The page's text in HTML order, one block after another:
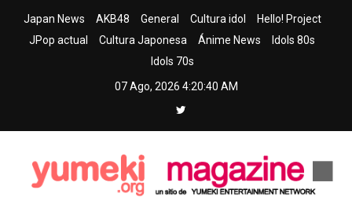
Japan News AKB48 General Cultura idol
Hello! Project
JPop actual
Cultura Japonesa Ánime News
Idols 80s
Idols 70s
07 Ago, 2026 4:20:41 AM